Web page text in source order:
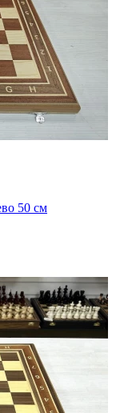
50 см